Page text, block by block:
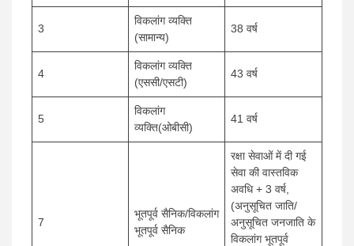
3
विकलांग व्यक्ति
(सामान्य)
38 वर्ष
4
विकलांग व्यक्ति
(एससी/एसटी)
43 वर्ष
5
विकलांग
व्यक्ति(ओबीसी)
41 वर्ष
7
भूतपूर्व सैनिक/विकलांग
भूतपूर्व सैनिक
रक्षा सेवाओं में दी गई
सेवा की वास्तविक
अवधि + 3 वर्ष,
(अनुसूचित जाति/
अनुसूचित जनजाति के
विकलांग भूतपूर्व